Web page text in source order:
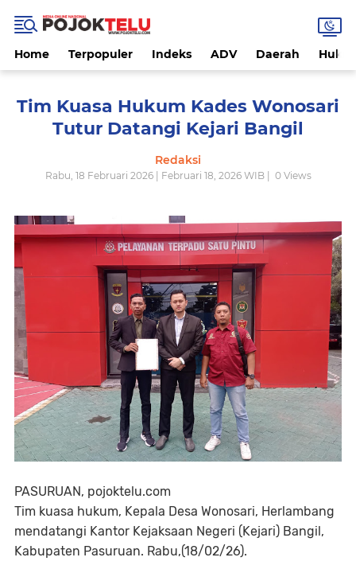
Home Terpopuler Indeks ADV Daerah
Tim Kuasa Hukum Kades Wonosari
Tutur Datangi Kejari Bangil
Redaksi
Rabu, 18 Februari 2026 | Februari 18, 2026 WIB | 0Views
PASURUAN, pojoktelu.com
Tim kuasa hukum, Kepala Desa Wonosari, Herlambang
mendatangi Kantor Kejaksaan Negeri (Kejari) Bangil,
Kabupaten Pasuruan. Rabu,(18/02/26).